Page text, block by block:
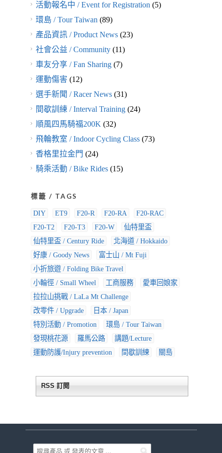
活動報名中 / Event for Registration(5)
環島 / Tour Taiwan(89)
產品資訊 / Product News(23)
社會公益 / Community(11)
車友分享 / Fan Sharing(7)
運動傷害(12)
選手新聞 / Racer News(31)
間歇訓練 / Interval Training(24)
順風四馬騎福200K(32)
飛輪教室 / Indoor Cycling Class(73)
香格里拉金門 (24)
騎乘活動 / Bike Rides(15)
標籤 / TAGS
DIY ET9 F20-R F20-RA
F20-RAC
F20-T2
F20-T3 F20-W
仙特里盃
仙特里盃 / Century Ride
北海道 / Hokkaido
好康 / Goody News
富士山 / Mt Fuji
小折旅遊 / Folding Bike Travel
小輪徑 / Small Wheel
工商服務
愛車回娘家
拉拉山挑戰 / LaLa Mt Challenge
改零件 / Upgrade
日本 / Japan
特別活動 / Promotion
環島 / Tour Taiwan
發現桃花源
羅馬公路
講題/Lecture
運動防護/Injury prevention
間歇訓練 關島
RSS 訂閱